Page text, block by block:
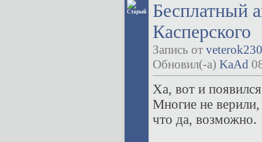
Бесплатный
Касперского
Запись от
Обновил(-а) KaAd
Ха, вот и
Многие не
что да, возможно.